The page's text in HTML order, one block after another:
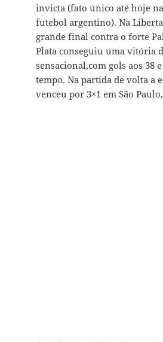
invicta (fato único até hoje
futebol argentino). Na
grande final contra o forte
Plata conseguiu uma vitória
sensacional,com gols aos 38
tempo. Na partida de volta a
venceu por 3×1 em São